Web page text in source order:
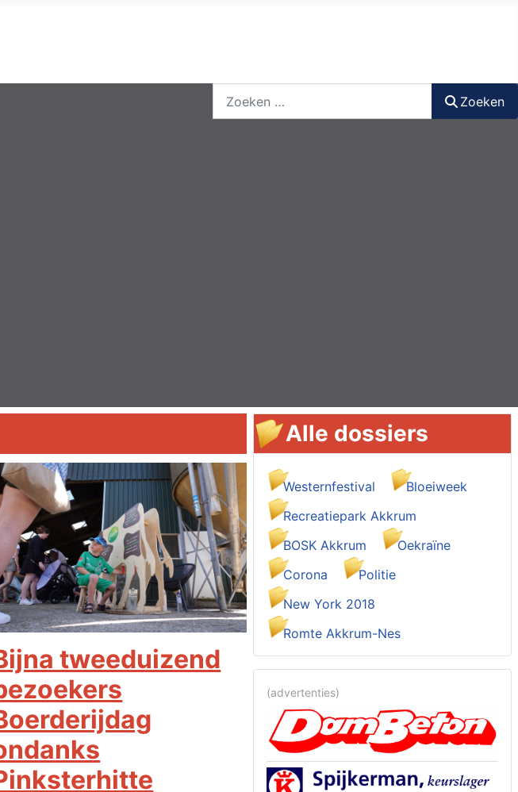
Zoeken
tweeduizend
Alle dossiers
Westernfestival
Bloeiweek
Recreatiepark Akkrum
BOSK Akkrum
Oekraïne
Corona
Politie
New York 2018
Romte Akkrum-Nes
(advertenties)